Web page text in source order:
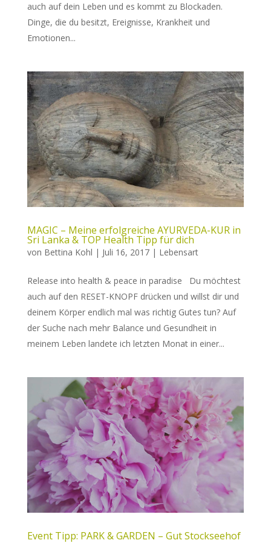
auch auf dein Leben und es kommt zu Blockaden.
Dinge, die du besitzt, Ereignisse, Krankheit und
Emotionen...
MAGIC – Meine erfolgreiche AYURVEDA-KUR in
Sri Lanka & TOP Health Tipp für dich
von Bettina Kohl | Juli 16, 2017| Lebensart
Release into health & peace in paradise Du möchtest
auch auf den RESET-KNOPF drücken und willst dir und
deinem Körper endlich mal was richtig Gutes tun? Auf
der Suche nach mehr Balance und Gesundheit in
meinem Leben landete ich letzten Monat in einer...
Event Tipp: PARK & GARDEN – Gut Stockseehof